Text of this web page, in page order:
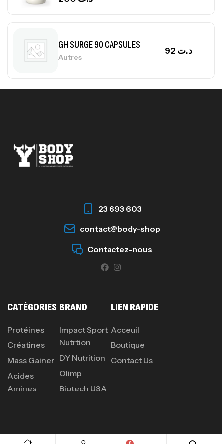
Autres
Mega Creatine CREAPURE – 306 Gr –
Biotech USA
Creatine (CreapureⓇ) – 500g –
7Nutrition
Protein Matrix – 2000g – 7Nutrition
د.ت260
GH SURGE 90 CAPSULES
Autres
23 693 603
contact@body-shop
Contactez-nous
CATÉGORIES
Protéines
Créatines
Mass Gainer
Acides
Amines
BRAND
Impact Sport
Nutrtion
DY Nutrition
Olimp
Biotech USA
LIEN RAPIDE
Acceuil
Boutique
Contact Us